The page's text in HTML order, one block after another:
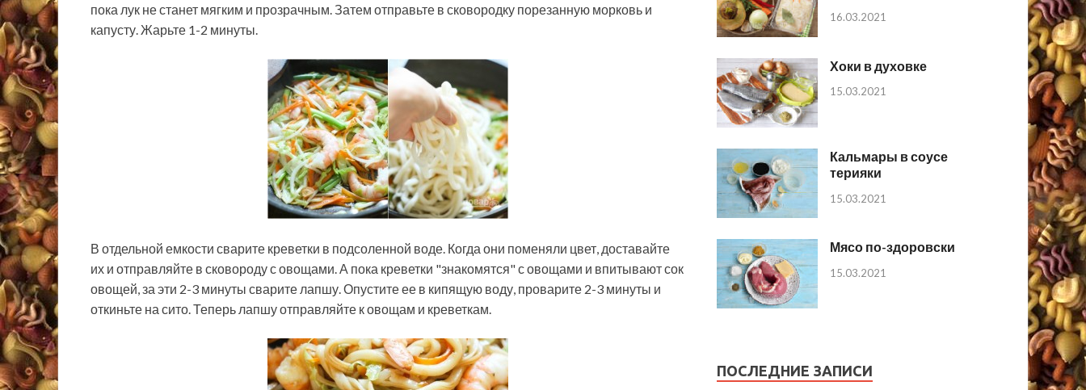
пока лук не станет мягким и прозрачным. Затем отправьте в сковородку порезанную морковь и
капусту. Жарьте 1-2 минуты.
В отдельной емкости сварите креветки в подсоленной воде. Когда они поменяли цвет, доставайте
их и отправляйте в сковороду с овощами. А пока креветки "знакомятся" с овощами и впитывают сок
овощей, за эти 2-3 минуты сварите лапшу. Опустите ее в кипящую воду, проварите 2-3 минуты и
откиньте на сито. Теперь лапшу отправляйте к овощам и креветкам.
16.03.2021
Хоки в духовке
15.03.2021
Кальмары в соусе
терияки
15.03.2021
Мясо по-здоровски
15.03.2021
ПОСЛЕДНИЕ ЗАПИСИ